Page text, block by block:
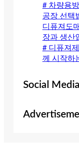
# 차량용
공장 선택
디퓨져도
장과 생산
# 디퓨져
께 시작하
Social Media